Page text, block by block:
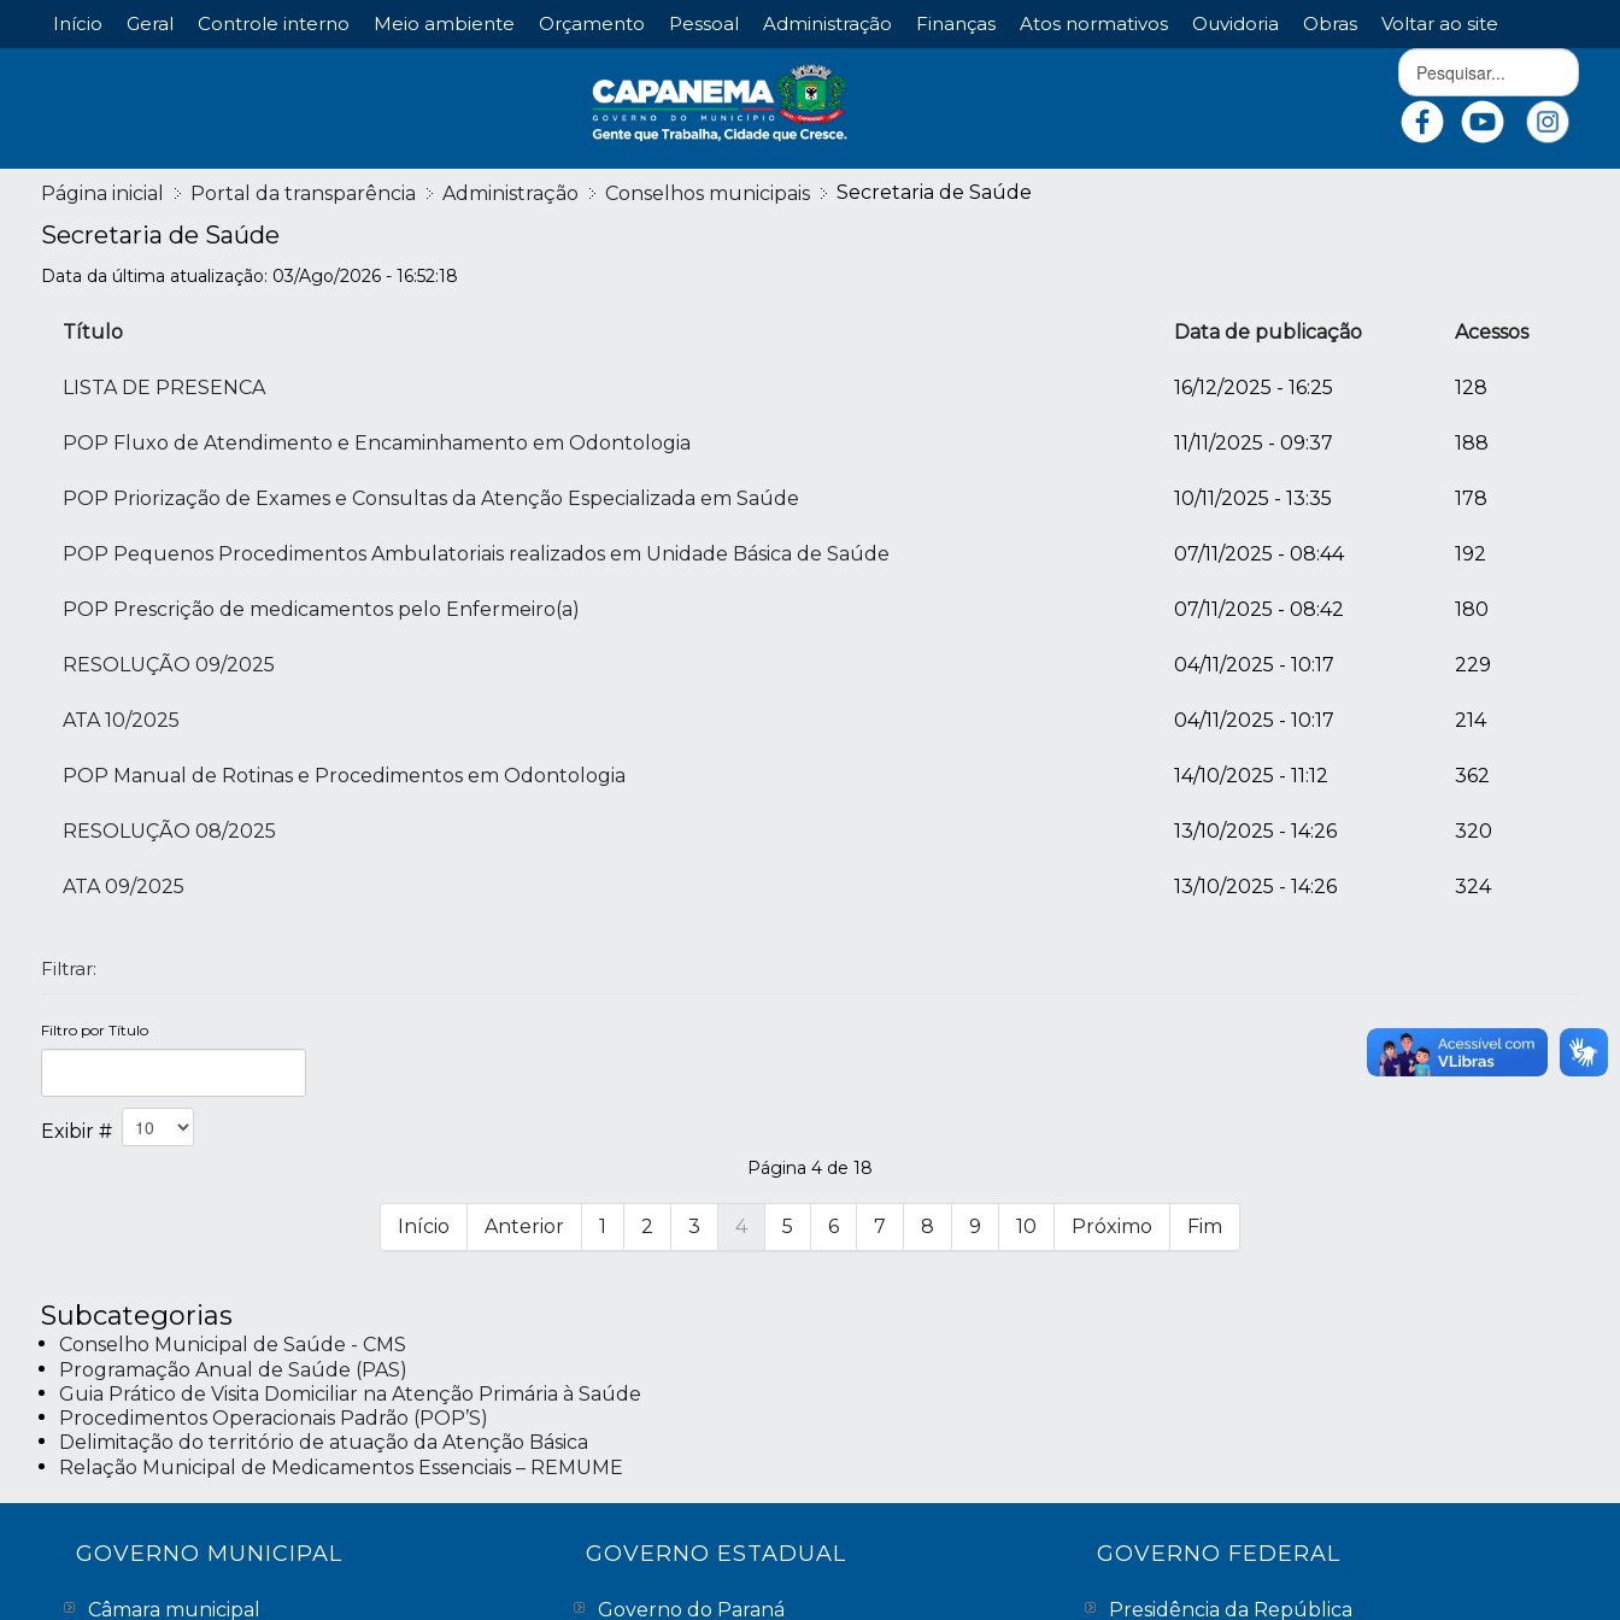
Início Geral Controle interno Meio ambiente Orçamento Pessoal Administração Finanças Atos normativos Ouvidoria Obras Voltar ao site
Página inicial Portal da transparência Administração Conselhos municipais Secretaria de Saúde
Secretaria de Saúde
Data da última atualização: 03/Ago/2026 - 16:52:18
Título Data de publicação Acessos
LISTA DE PRESENCA 16/12/2025 - 16:25 128
POP Fluxo de Atendimento e Encaminhamento em Odontologia 11/11/2025 - 09:37 188
POP Priorização de Exames e Consultas da Atenção Especializada em Saúde 10/11/2025 - 13:35 178
POP Pequenos Procedimentos Ambulatoriais realizados em Unidade Básica de Saúde 07/11/2025 - 08:44 192
POP Prescrição de medicamentos pelo Enfermeiro(a) 07/11/2025 - 08:42 180
RESOLUÇÃO 09/2025 04/11/2025 - 10:17 229
ATA 10/2025 04/11/2025 - 10:17 214
POP Manual de Rotinas e Procedimentos em Odontologia 14/10/2025 - 11:12 362
RESOLUÇÃO 08/2025 13/10/2025 - 14:26 320
ATA 09/2025 13/10/2025 - 14:26 324
Filtrar:
Filtro por Título
Exibir #
Página 4 de 18
Início Anterior 1 2 3 4 5 6 7 8 9 10 Próximo Fim
Subcategorias
Conselho Municipal de Saúde - CMS
Programação Anual de Saúde (PAS)
Guia Prático de Visita Domiciliar na Atenção Primária à Saúde
Procedimentos Operacionais Padrão (POP’S)
Delimitação do território de atuação da Atenção Básica
Relação Municipal de Medicamentos Essenciais – REMUME
GOVERNO MUNICIPAL
Câmara municipal
GOVERNO ESTADUAL
Governo do Paraná
GOVERNO FEDERAL
Presidência da República